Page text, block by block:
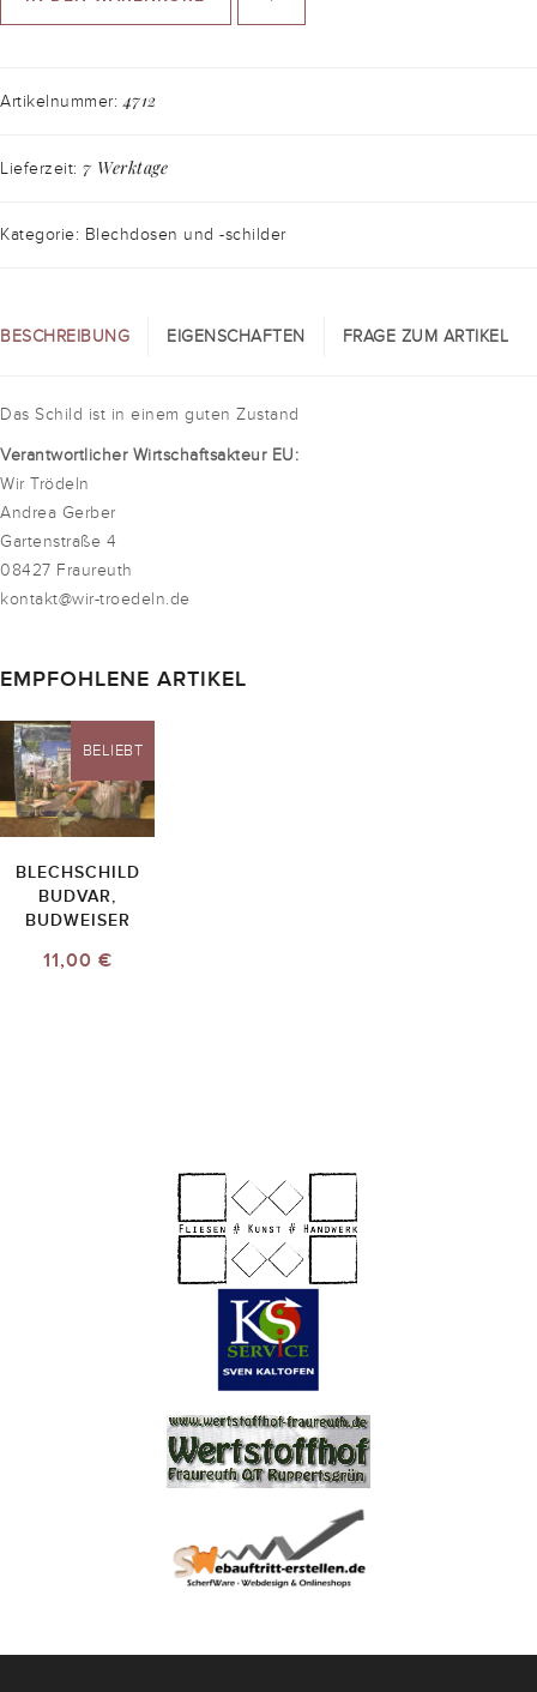
Artikelnummer:4712
Lieferzeit: 7 Werktage
Kategorie: Blechdosen und -schilder
BESCHREIBUNG EIGENSCHAFTEN FRAGE ZUM ARTIKEL
Das Schild ist in einem guten Zustand
Verantwortlicher Wirtschaftsakteur EU:
Wir Trödeln
Andrea Gerber
Gartenstraße 4
08427 Fraureuth
kontakt@wir-troedeln.de
EMPFOHLENE ARTIKEL
BELIEBT
BLECHSCHILD
BUDVAR,
BUDWEISER
11,00 €